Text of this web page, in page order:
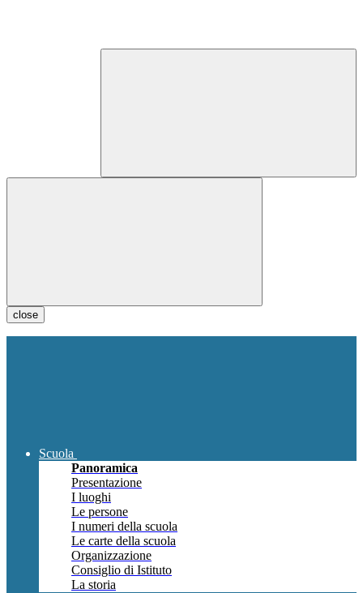
close
Scuola
Panoramica
Presentazione
I luoghi
Le persone
I numeri della scuola
Le carte della scuola
Organizzazione
Consiglio di Istituto
La storia